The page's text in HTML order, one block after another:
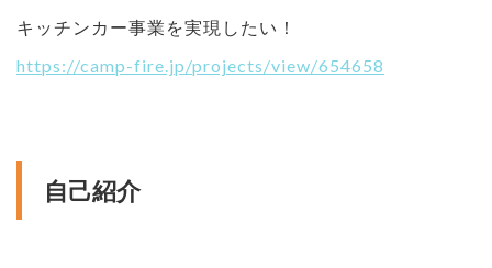
キッチンカー事業を実現したい！
https://camp-fire.jp/projects/view/654658
自己紹介